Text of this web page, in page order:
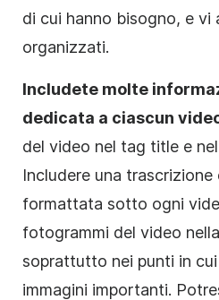
di cui hanno bisogno, e vi
organizzati.
Includete molte
dedicata a ciascun
del video nel tag title e
Includere una
formattata sotto ogni
fotogrammi del video
soprattutto nei punti in
immagini importanti.